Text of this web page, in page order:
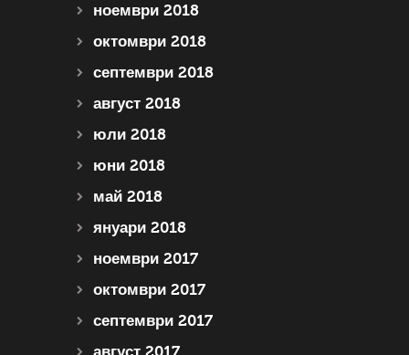
ноември 2018
октомври 2018
септември 2018
август 2018
юли 2018
юни 2018
май 2018
януари 2018
ноември 2017
октомври 2017
септември 2017
август 2017